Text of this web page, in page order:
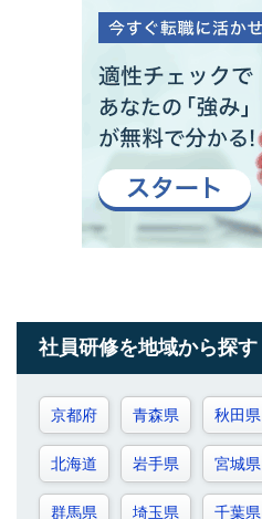
社員研修を地域から探す
京都府 青森県 秋田県
北海道 岩手県 宮城県
群馬県 埼玉県 千葉県